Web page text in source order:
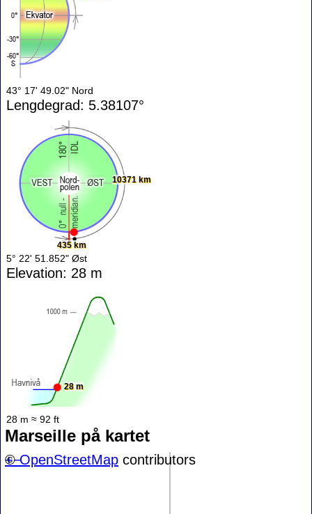
43° 17' 49.02" Nord
Lengdegrad: 5.38107°
435 km
10371 km
5° 22' 51.852" Øst
Elevation: 28 m
28 m
28 m ≈ 92 ft
Marseille på kartet
+−
©OpenStreetMap contributors